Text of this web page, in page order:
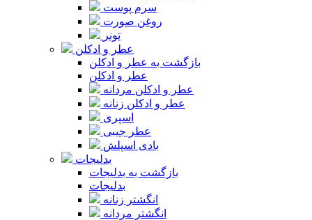
سرم پوست
روغن صورت
تونر
عطر و ادکلن
بازگشت به عطر و ادکلن
عطر و ادکلن
عطر و ادکلن مردانه
عطر و ادکلن زنانه
اسپری
عطر جیبی
بادی اسپلش
بدلیجات
بازگشت به بدلیجات
بدلیجات
انگشتر زنانه
انگشتر مردانه